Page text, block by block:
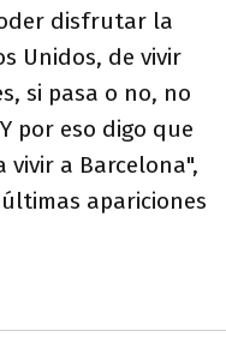
disfrutar la
Unidos, de vivir
si pasa o no, no
por eso digo que
vivir a Barcelona",
apariciones